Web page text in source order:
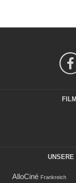
UNSERE
AlloCiné Frankreich